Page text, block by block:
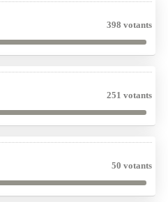
398 votants
251 votants
50 votants